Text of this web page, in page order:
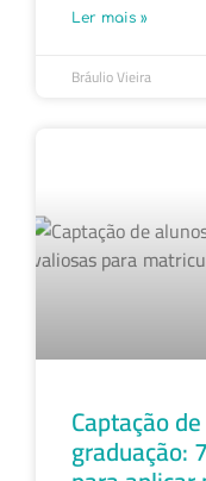
Ler mais »
Bráulio Vieira
Captação
graduação: